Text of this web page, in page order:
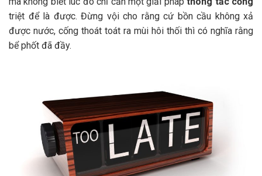
triệt để là được. Đừng vội cho rằng cứ bồn cầu không xả
được nước, cống thoát toát ra mùi hôi thối thì có nghĩa rằng
bể phốt đã đầy.